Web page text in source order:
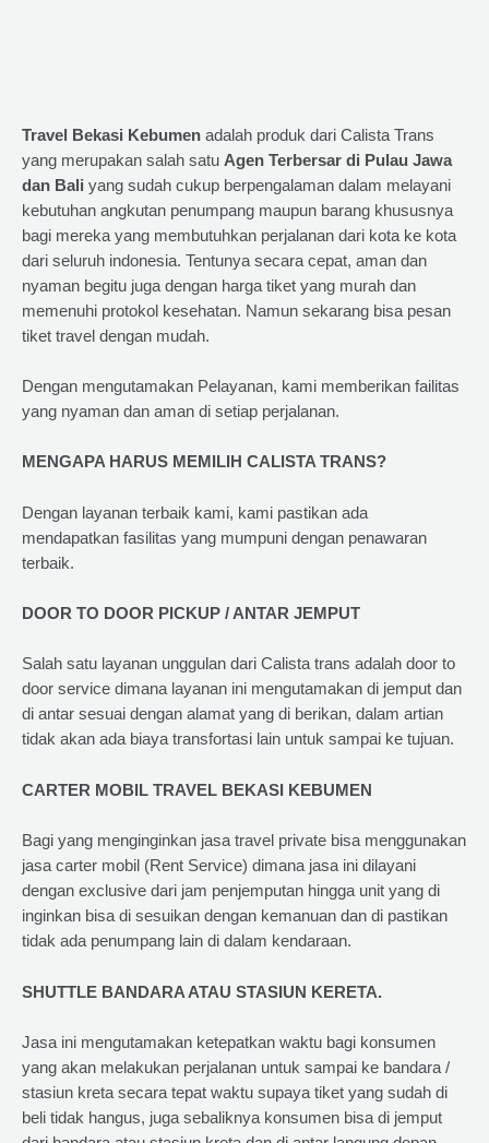
Travel Bekasi Kebumen adalah produk dari Calista Trans
yang merupakan salah satu Agen Terbersar di Pulau Jawa
dan Bali yang sudah cukup berpengalaman dalam melayani
kebutuhan angkutan penumpang maupun barang khususnya
bagi mereka yang membutuhkan perjalanan dari kota ke kota
dari seluruh indonesia. Tentunya secara cepat, aman dan
nyaman begitu juga dengan harga tiket yang murah dan
memenuhi protokol kesehatan. Namun sekarang bisa pesan
tiket travel dengan mudah.
Dengan mengutamakan Pelayanan, kami memberikan failitas
yang nyaman dan aman di setiap perjalanan.
MENGAPA HARUS MEMILIH CALISTA TRANS?
Dengan layanan terbaik kami, kami pastikan ada
mendapatkan fasilitas yang mumpuni dengan penawaran
terbaik.
DOOR TO DOOR PICKUP / ANTAR JEMPUT
Salah satu layanan unggulan dari Calista trans adalah door to
door service dimana layanan ini mengutamakan di jemput dan
di antar sesuai dengan alamat yang di berikan, dalam artian
tidak akan ada biaya transfortasi lain untuk sampai ke tujuan.
CARTER MOBIL TRAVEL BEKASI KEBUMEN
Bagi yang menginginkan jasa travel private bisa menggunakan
jasa carter mobil (Rent Service) dimana jasa ini dilayani
dengan exclusive dari jam penjemputan hingga unit yang di
inginkan bisa di sesuikan dengan kemanuan dan di pastikan
tidak ada penumpang lain di dalam kendaraan.
SHUTTLE BANDARA ATAU STASIUN KERETA.
Jasa ini mengutamakan ketepatkan waktu bagi konsumen
yang akan melakukan perjalanan untuk sampai ke bandara /
stasiun kreta secara tepat waktu supaya tiket yang sudah di
beli tidak hangus, juga sebaliknya konsumen bisa di jemput